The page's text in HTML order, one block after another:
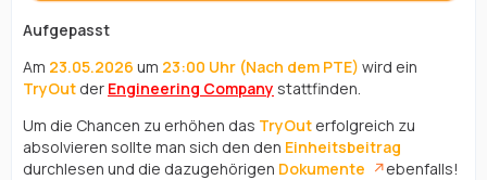
Aufgepasst
Am 23.05.2026 um 23:00 Uhr (Nach dem PTE) wird ein
TryOut der Engineering Company stattfinden.
Um die Chancen zu erhöhen das TryOut erfolgreich zu
absolvieren sollte man sich den den Einheitsbeitrag
durchlesen und die dazugehörigen Dokumente
ebenfalls!